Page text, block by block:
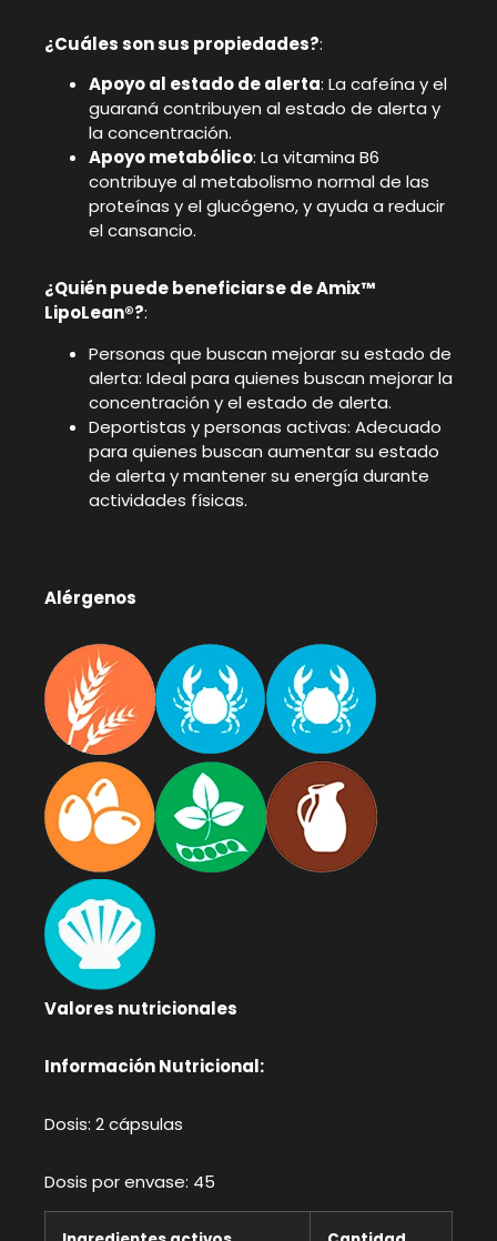
¿Cuáles son sus propiedades?:
Apoyo al estado de alerta: La cafeína y el
guaraná contribuyen al estado de alerta y
la concentración.
Apoyo metabólico: La vitamina B6
contribuye al metabolismo normal de las
proteínas y el glucógeno, y ayuda a reducir
el cansancio.
¿Quién puede beneficiarse de Amix™
LipoLean®?:
Personas que buscan mejorar su estado de
alerta: Ideal para quienes buscan mejorar la
concentración y el estado de alerta.
Deportistas y personas activas: Adecuado
para quienes buscan aumentar su estado
de alerta y mantener su energía durante
actividades físicas.
Alérgenos
Valores nutricionales
Información Nutricional:
Dosis: 2 cápsulas
Dosis por envase: 45